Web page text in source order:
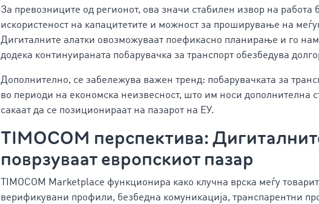
За превозниците од регионот, ова значи стабилен извор на работа
искористеност на капацитетите и можност за проширување на
Дигиталните алатки овозможуваат поефикасно планирање и го
додека континуираната побарувачка за транспорт обезбедува
Дополнително, се забележува важен тренд: побарувачката за
во периоди на економска неизвесност, што им носи дополнителна
сакаат да се позиционираат на пазарот на ЕУ.
TIMOCOM перспектива:
поврзуваат европскиот пазар
TIMOCOM Marketplace функционира како клучна врска меѓу
верификувани профили, безбедна комуникација, транспарентни